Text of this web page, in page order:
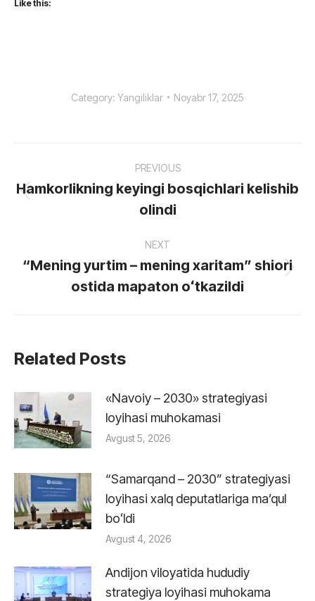
Like this:
Category: Yangiliklar Noyabr 17, 2025
navigation
PREVIOUS
Previous
post:
Hamkorlikning keyingi bosqichlari kelishib
olindi
NEXT
Next
post:
“Mening yurtim – mening xaritam” shiori
ostida mapaton oʻtkazildi
Related Posts
«Navoiy – 2030» strategiyasi
loyihasi muhokamasi
Avgust 5, 2026
“Samarqand – 2030” strategiyasi
loyihasi xalq deputatlariga maʼqul
boʻldi
Avgust 4, 2026
Andijon viloyatida hududiy
strategiya loyihasi muhokama